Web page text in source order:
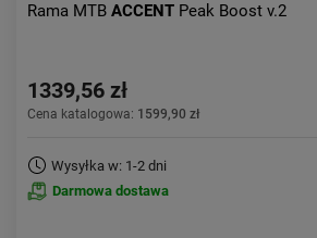
Rama MTB ACCENT Peak Boost v.2
1339,56 zł
Cena katalogowa: 1599,90 zł
Wysyłka w: 1-2 dni
Darmowa dostawa